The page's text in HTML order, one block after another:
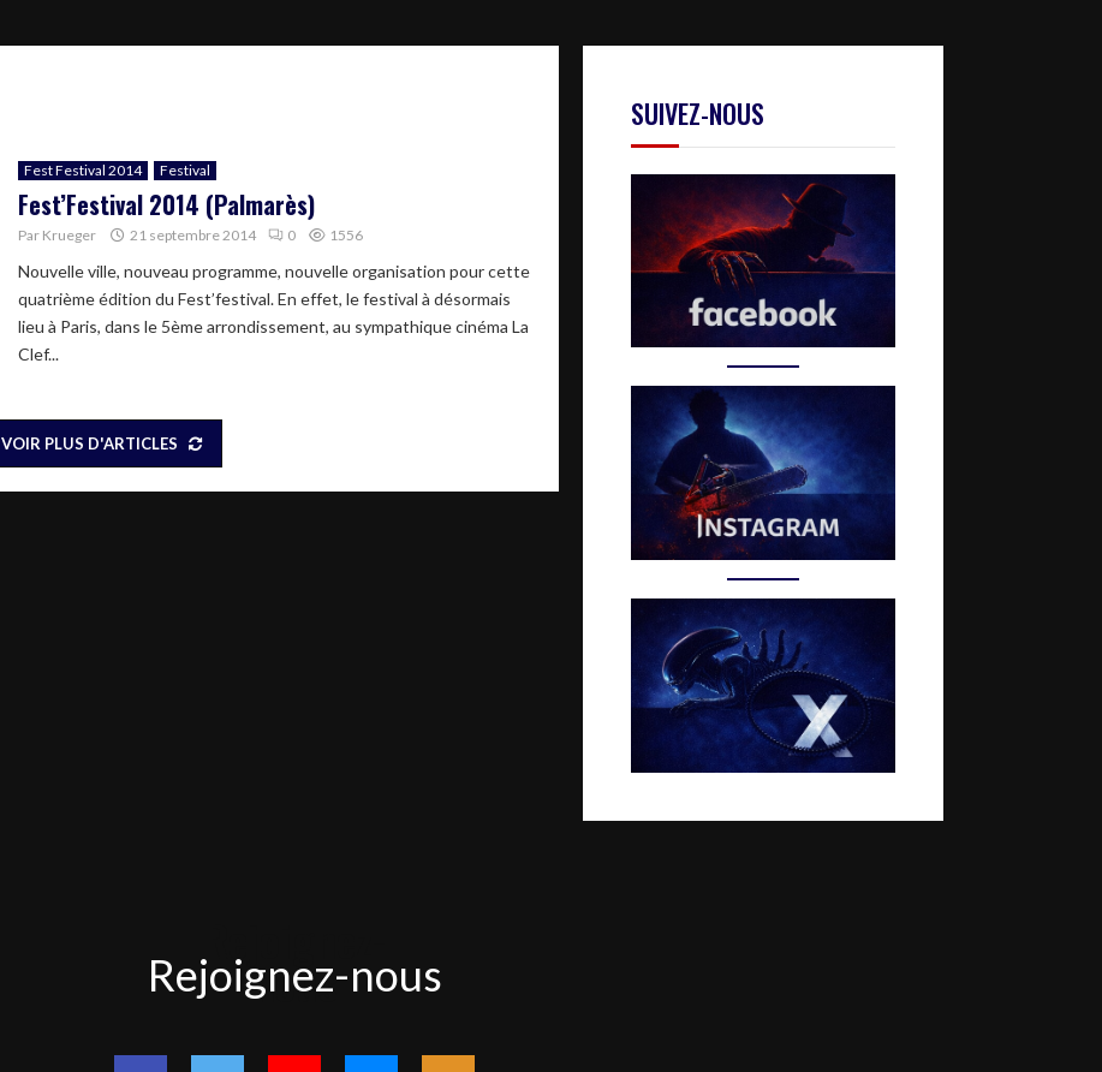
Fest Festival 2014 Festival
Fest’Festival 2014 (Palmarès)
Par Krueger 21 septembre 2014 0 1556
Nouvelle ville, nouveau programme, nouvelle organisation pour cette
quatrième édition du Fest’festival. En effet, le festival à désormais
lieu à Paris, dans le 5ème arrondissement, au sympathique cinéma La
Clef...
VOIR PLUS D'ARTICLES
SUIVEZ-NOUS
nous
Rejoignez-nous